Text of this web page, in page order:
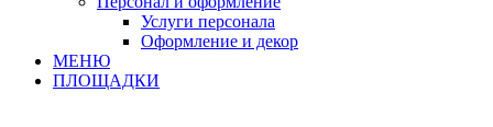
Услуги персонала
Оформление и декор
МЕНЮ
ПЛОЩАДКИ